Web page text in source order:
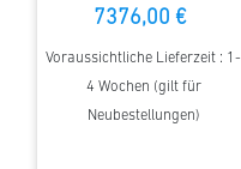
7376,00 €
Voraussichtliche Lieferzeit : 1-
4 Wochen (gilt für
Neubestellungen)